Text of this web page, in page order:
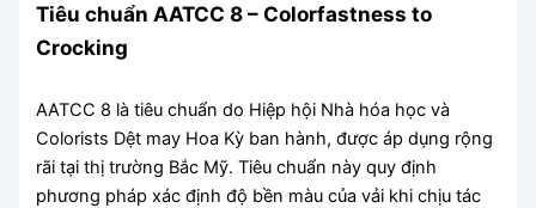
Tiêu chuẩn AATCC 8 – Colorfastness to
Crocking
AATCC 8 là tiêu chuẩn do Hiệp hội Nhà hóa học và
Colorists Dệt may Hoa Kỳ ban hành, được áp dụng rộng
rãi tại thị trường Bắc Mỹ. Tiêu chuẩn này quy định
phương pháp xác định độ bền màu của vải khi chịu tác